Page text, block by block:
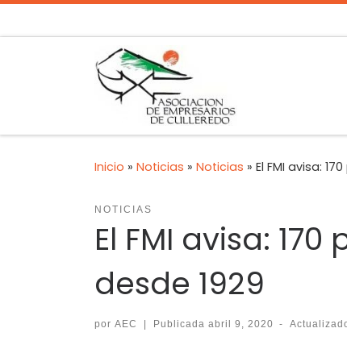
Inicio » Noticias » Noticias » El FMI avisa:
NOTICIAS
El FMI avisa:
desde 1929
por AEC | Publicada abril 9, 2020 -